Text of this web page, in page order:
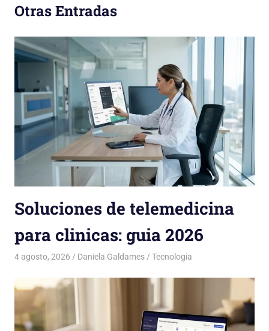
Otras Entradas
Soluciones de telemedicina
para clinicas: guia 2026
4 agosto, 2026 Daniela Galdames Tecnologia